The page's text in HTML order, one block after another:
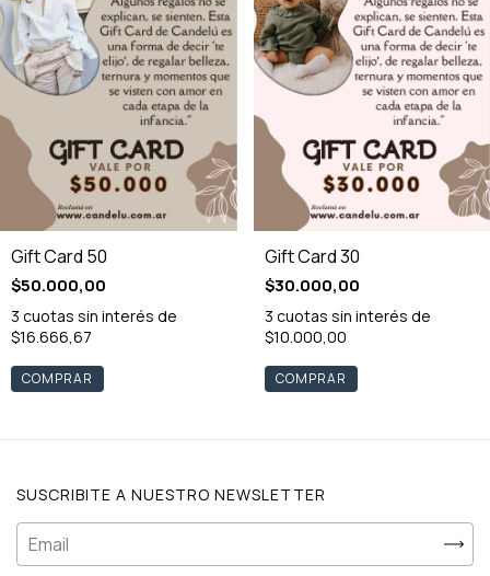
Gift Card 50
$50.000,00
3 cuotas sin interés de
$16.666,67
Gift Card 30
$30.000,00
3 cuotas sin interés de
$10.000,00
SUSCRIBITE A NUESTRO NEWSLETTER